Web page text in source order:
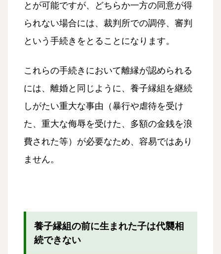
とが可能ですが、どちらか一方の同意が得
られない場合には、裁判所での調停、審判
という手続きをとることになります。
これらの手続きにおいて離縁が認められる
には、離婚と同じように、養子縁組を継続
しがたい重大な事由（暴行や虐待を受け
た、重大な侮辱を受けた、多額の金銭を浪
費された等）が必要なため、容易ではあり
ません。
養子縁組の前に生まれた子は代襲相
続できない